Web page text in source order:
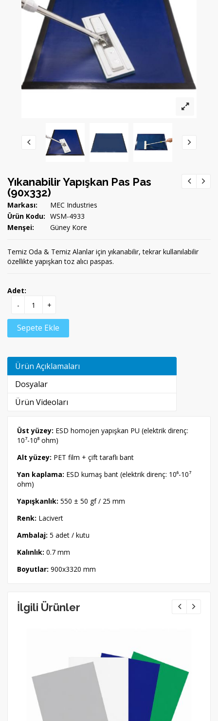
Yıkanabilir Yapışkan Pas Pas
(90x332)
Markası:
MEC Industries
Ürün Kodu: WSM-4933
Menşei:
Güney Kore
Temiz Oda & Temiz Alanlar için yıkanabilir, tekrar kullanılabilir
özellikte yapışkan toz alıcı paspas.
Adet:
-
+
Sepete Ekle
Ürün Açıklamaları
Dosyalar
Ürün Videoları
Üst yüzey: ESD homojen yapışkan PU (elektrik direnç:
10⁷-10⁸ ohm)
Alt yüzey: PET film + çift taraflı bant
Yan kaplama: ESD kumaş bant (elektrik direnç: 10⁶-10⁷
ohm)
Yapışkanlık: 550 ± 50 gf / 25 mm
Renk: Lacivert
Ambalaj: 5 adet / kutu
Kalınlık: 0.7 mm
Boyutlar: 900x3320 mm
İlgili Ürünler